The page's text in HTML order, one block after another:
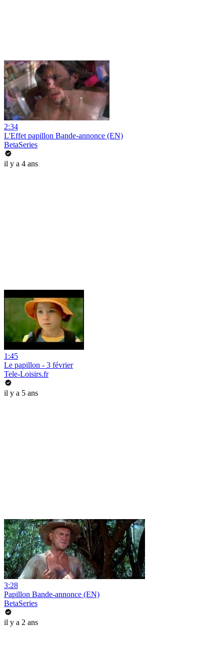
2:34
L'Effet papillon Bande-annonce (EN)
BetaSeries
il y a 4 ans
1:45
Le papillon - 3 février
Tele-Loisirs.fr
il y a 5 ans
3:28
Papillon Bande-annonce (EN)
BetaSeries
il y a 2 ans